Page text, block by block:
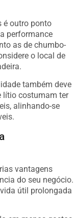
é outro ponto
performance
as de chumbo-
o local de
também deve
lítio costumam ter
alinhando-se
vantagens
do seu negócio.
útil prolongada